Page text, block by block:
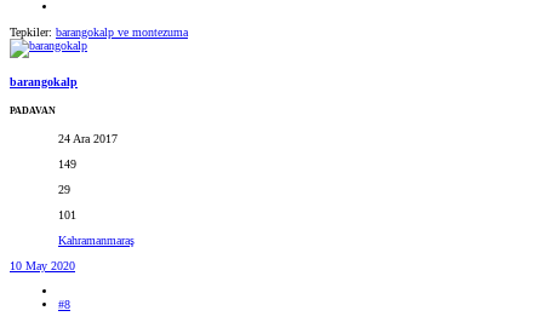
Tepkiler: barangokalp ve montezuma
barangokalp
PADAVAN
24 Ara 2017
149
29
101
Kahramanmaraş
10 May 2020
#8